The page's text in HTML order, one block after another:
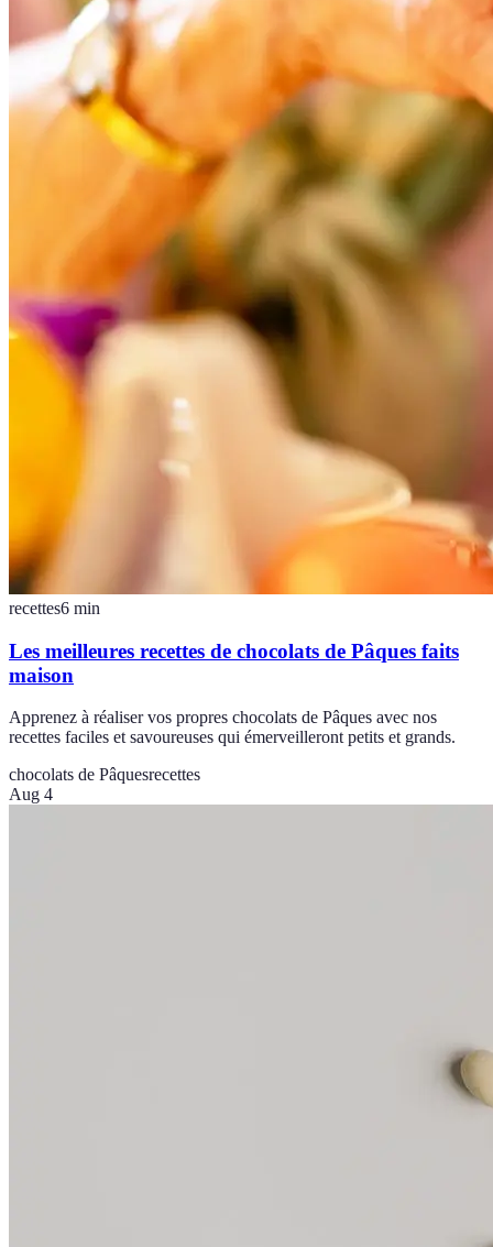
recettes6 min
Les meilleures recettes de chocolats de Pâques faits
maison
Apprenez à réaliser vos propres chocolats de Pâques avec nos
recettes faciles et savoureuses qui émerveilleront petits et grands.
chocolats de Pâquesrecettes
Aug 4